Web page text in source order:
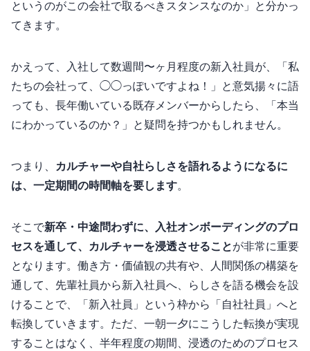
というのがこの会社で取るべきスタンスなのか」と分かっ
てきます。
かえって、入社して数週間〜1ヶ月程度の新入社員が、「私
たちの会社って、◯◯っぽいですよね！」と意気揚々に語
っても、長年働いている既存メンバーからしたら、「本当
にわかっているのか？」と疑問を持つかもしれません。
つまり、 カルチャーや自社らしさを語れるようになるに
は、一定期間の時間軸を要します。
そこで新卒・中途問わずに、入社オンボーディングのプロ
セスを通して、カルチャーを浸透させることが非常に重要
となります。働き方・価値観の共有や、人間関係の構築を
通して、先輩社員から新入社員へ、”らしさ”を語る機会を設
けることで、「新入社員」という枠から「自社社員」へと
転換していきます。ただ、一朝一夕にこうした転換が実現
することはなく、半年程度の期間、浸透のためのプロセス